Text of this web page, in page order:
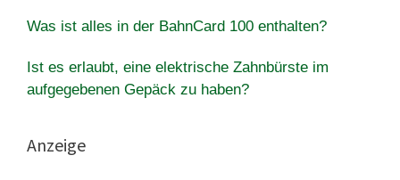
Was ist alles in der BahnCard 100 enthalten?
Ist es erlaubt, eine elektrische Zahnbürste im
aufgegebenen Gepäck zu haben?
Anzeige